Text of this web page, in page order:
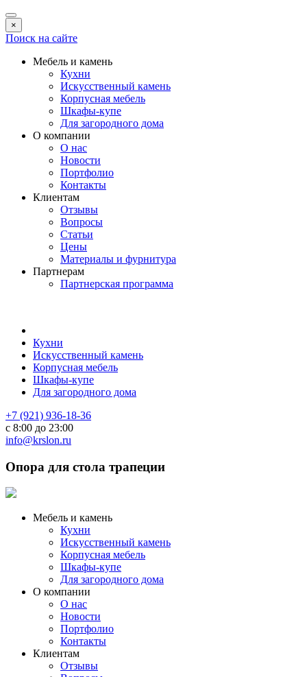
×
Поиск на сайте
Мебель и камень
Кухни
Искусственный камень
Корпусная мебель
Шкафы-купе
Для загородного дома
О компании
О нас
Новости
Портфолио
Контакты
Клиентам
Отзывы
Вопросы
Статьи
Цены
Материалы и фурнитура
Партнерам
Партнерская программа
Кухни
Искусственный камень
Корпусная мебель
Шкафы-купе
Для загородного дома
+7 (921) 936-18-36
с 8:00 до 23:00
info@krslon.ru
Опора для стола трапеции
Мебель и камень
Кухни
Искусственный камень
Корпусная мебель
Шкафы-купе
Для загородного дома
О компании
О нас
Новости
Портфолио
Контакты
Клиентам
Отзывы